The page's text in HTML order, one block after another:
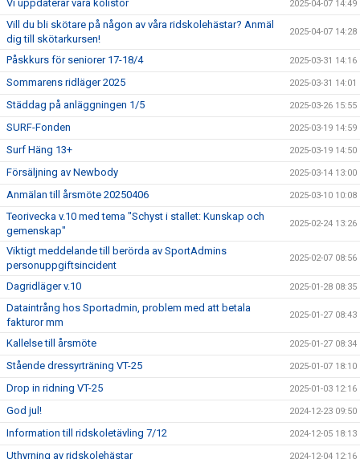
Vi uppdaterar våra kölistor 2025-04-07 14:49
Vill du bli skötare på någon av våra ridskolehästar? Anmäl
dig till skötarkursen!
2025-04-07 14:28
Påskkurs för seniorer 17-18/4 2025-03-31 14:16
Sommarens ridläger 2025 2025-03-31 14:01
Städdag på anläggningen 1/5 2025-03-26 15:55
SURF-Fonden 2025-03-19 14:59
Surf Häng 13+ 2025-03-19 14:50
Försäljning av Newbody 2025-03-14 13:00
Anmälan till årsmöte 20250406 2025-03-10 10:08
Teorivecka v.10 med tema "Schyst i stallet: Kunskap och
gemenskap"
2025-02-24 13:26
Viktigt meddelande till berörda av SportAdmins
personuppgiftsincident
2025-02-07 08:56
Dagridläger v.10 2025-01-28 08:35
Dataintrång hos Sportadmin, problem med att betala
fakturor mm
2025-01-27 08:43
Kallelse till årsmöte 2025-01-27 08:34
Stående dressyrträning VT-25 2025-01-07 18:10
Drop in ridning VT-25 2025-01-03 12:16
God jul! 2024-12-23 09:50
Information till ridskoletävling 7/12 2024-12-05 18:13
Uthyrning av ridskolehästar 2024-12-04 12:16